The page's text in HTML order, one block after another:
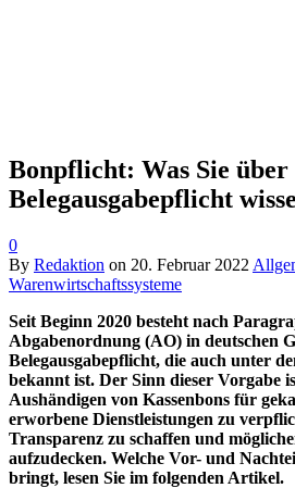
Bonpflicht: Was Sie über
Belegausgabepflicht
0
By Redaktion on 20. Februar 2022
Warenwirtschaftssysteme
Seit Beginn 2020 besteht nach
Abgabenordnung (AO) in deutschen
Belegausgabepflicht, die auch unter
bekannt ist. Der Sinn dieser Vorgabe
Aushändigen von Kassenbons für
erworbene Dienstleistungen zu
Transparenz zu schaffen und
aufzudecken. Welche Vor- und
bringt, lesen Sie im folgenden Artikel.